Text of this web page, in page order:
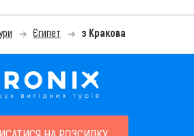
Єгипет з Кракова